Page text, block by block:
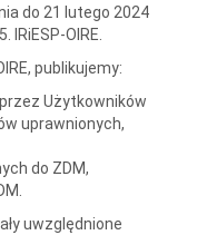
do 21 lutego 2024
IRiESP-OIRE.
publikujemy:
Użytkowników
uprawnionych,
do ZDM,
uwzględnione